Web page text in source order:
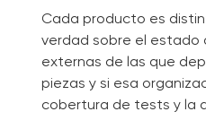
Cada producto es
verdad sobre el estado
externas de las que
piezas y si esa
cobertura de tests y la